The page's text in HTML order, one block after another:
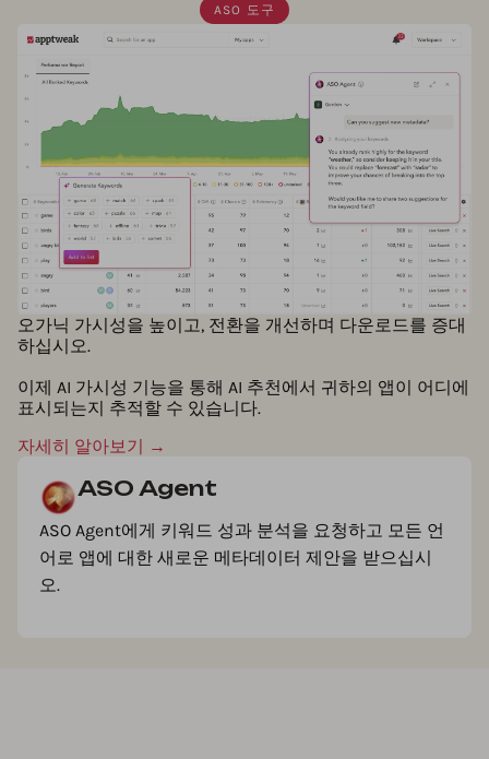
ASO 도구
오가닉 가시성을 높이고, 전환을 개선하며 다운로드를 증대
하십시오.
이제 AI 가시성 기능을 통해 AI 추천에서 귀하의 앱이 어디에
표시되는지 추적할 수 있습니다.
자세히 알아보기 →
ASO Agent
ASO Agent에게 키워드 성과 분석을 요청하고 모든 언
어로 앱에 대한 새로운 메타데이터 제안을 받으십시
오.